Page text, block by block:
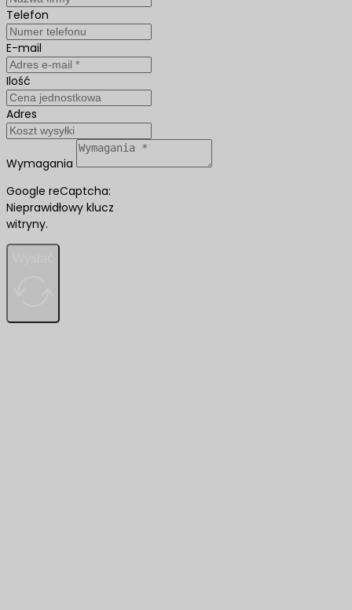
Telefon
E-mail
Ilość
Adres
Wymagania
Google reCaptcha:
Nieprawidłowy klucz
witryny.